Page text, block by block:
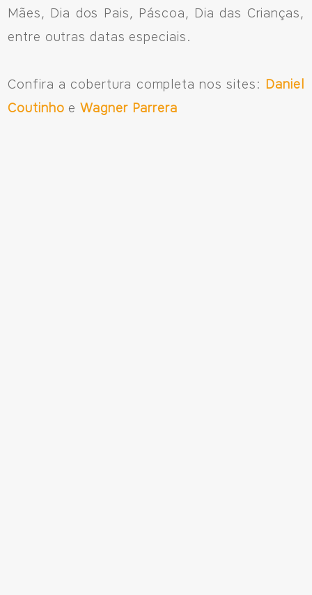
Mães, Dia dos Pais, Páscoa, Dia das Crianças,
entre outras datas especiais.
Confira a cobertura completa nos sites: Daniel
Coutinho eWagner Parrera